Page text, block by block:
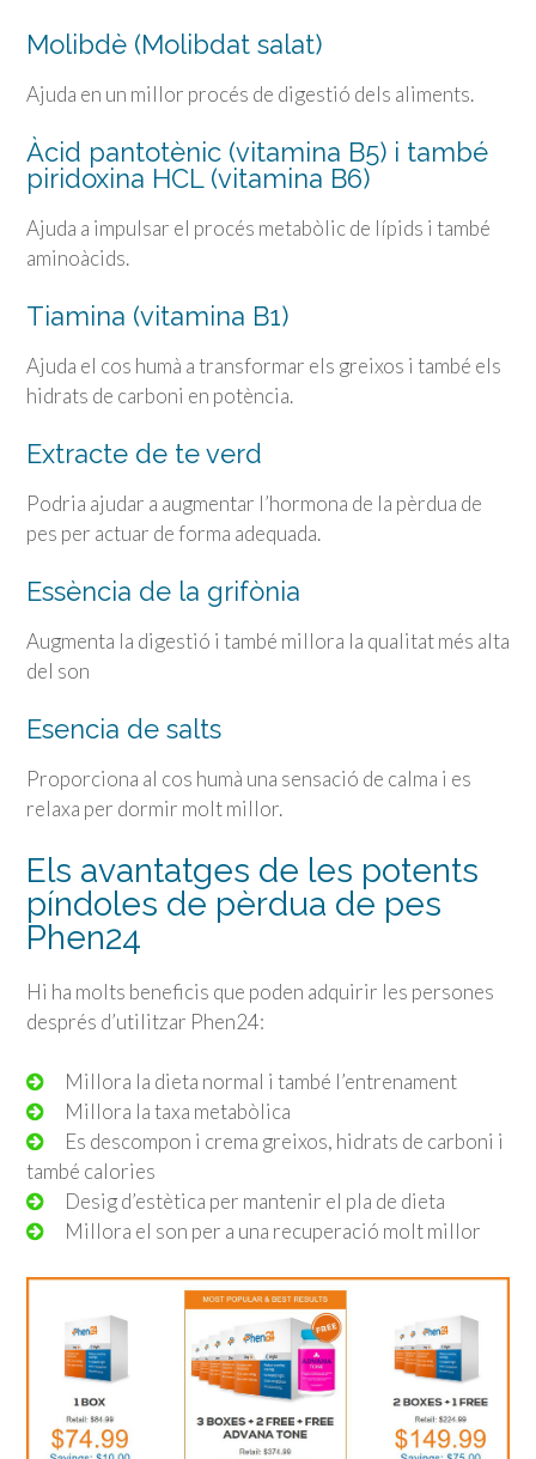
Molibdè (Molibdat salat)
Ajuda en un millor procés de digestió dels aliments.
Àcid pantotènic (vitamina B5) i també
piridoxina HCL (vitamina B6)
Ajuda a impulsar el procés metabòlic de lípids i també
aminoàcids.
Tiamina (vitamina B1)
Ajuda el cos humà a transformar els greixos i també els
hidrats de carboni en potència.
Extracte de te verd
Podria ajudar a augmentar l’hormona de la pèrdua de
pes per actuar de forma adequada.
Essència de la grifònia
Augmenta la digestió i també millora la qualitat més alta
del son
Esencia de salts
Proporciona al cos humà una sensació de calma i es
relaxa per dormir molt millor.
Els avantatges de les potents
píndoles de pèrdua de pes
Phen24
Hi ha molts beneficis que poden adquirir les persones
després d’utilitzar Phen24:
Millora la dieta normal i també l’entrenament
Millora la taxa metabòlica
Es descompon i crema greixos, hidrats de carboni i
també calories
Desig d’estètica per mantenir el pla de dieta
Millora el son per a una recuperació molt millor